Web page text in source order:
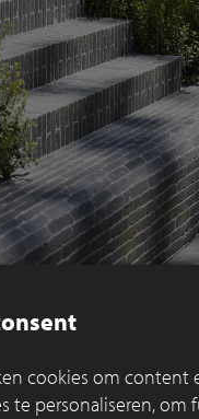
cookies om content
te personaliseren, om